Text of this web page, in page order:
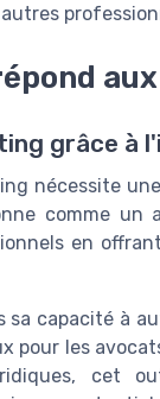
grâce à
nécessite
comme
en
sa capacité à
pour les
cet